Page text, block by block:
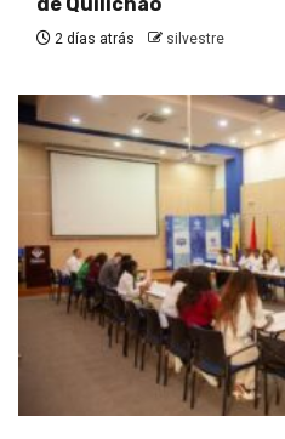
2 días atrás silvestre